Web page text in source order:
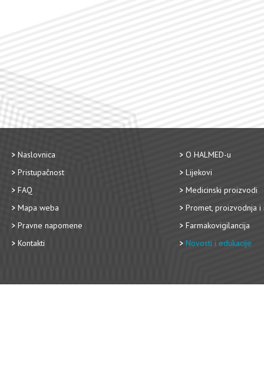
Naslovnica
Pristupačnost
FAQ
Mapa weba
Pravne napomene
Kontakti
O HALMED-u
Lijekovi
Medicinski proizvodi
Promet, proizvodnja i
Farmakovigilancija
Novosti i edukacije